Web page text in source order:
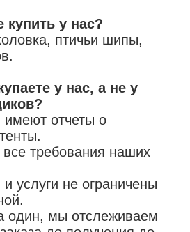
у нас?
птичьи шипы,
у нас, а не у
отчеты о
требования наших
услуги не ограничены
один, мы отслеживаем